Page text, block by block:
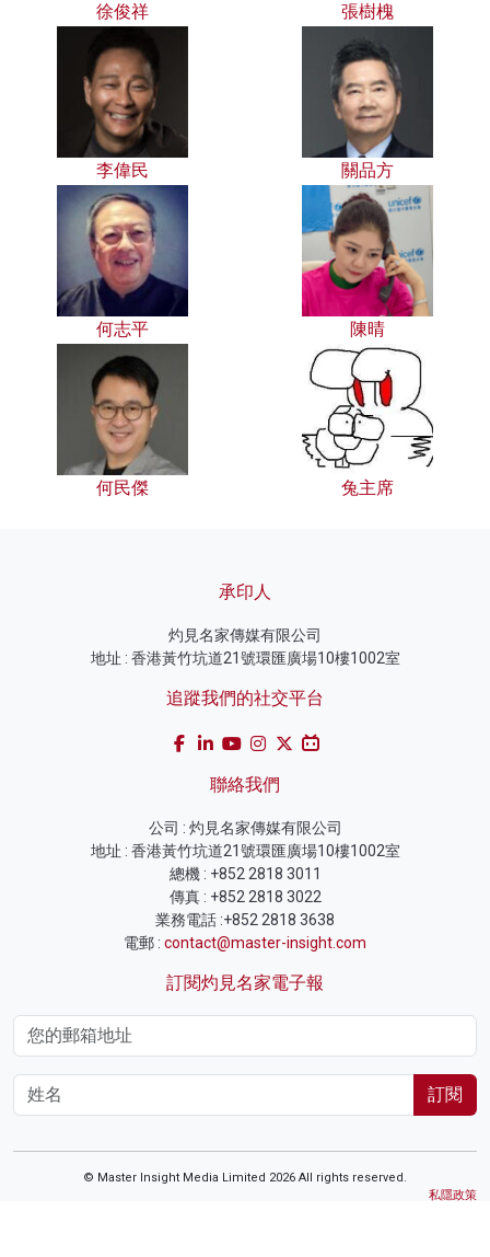
徐俊祥 張樹槐
李偉民 關品方
何志平 陳晴
何民傑 兔主席
承印人
灼見名家傳媒有限公司
地址 : 香港黃竹坑道21號環匯廣場10樓1002室
追蹤我們的社交平台
聯絡我們
公司 : 灼見名家傳媒有限公司
地址 : 香港黃竹坑道21號環匯廣場10樓1002室
總機 : +852 2818 3011
傳真 : +852 2818 3022
業務電話 :+852 2818 3638
電郵 : contact@master-insight.com
訂閱灼見名家電子報
訂閱
© Master Insight Media Limited 2026 All rights reserved.
私隱政策